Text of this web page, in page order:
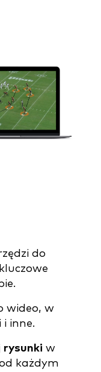
do
wideo, w
inne.
rysunki w
każdym